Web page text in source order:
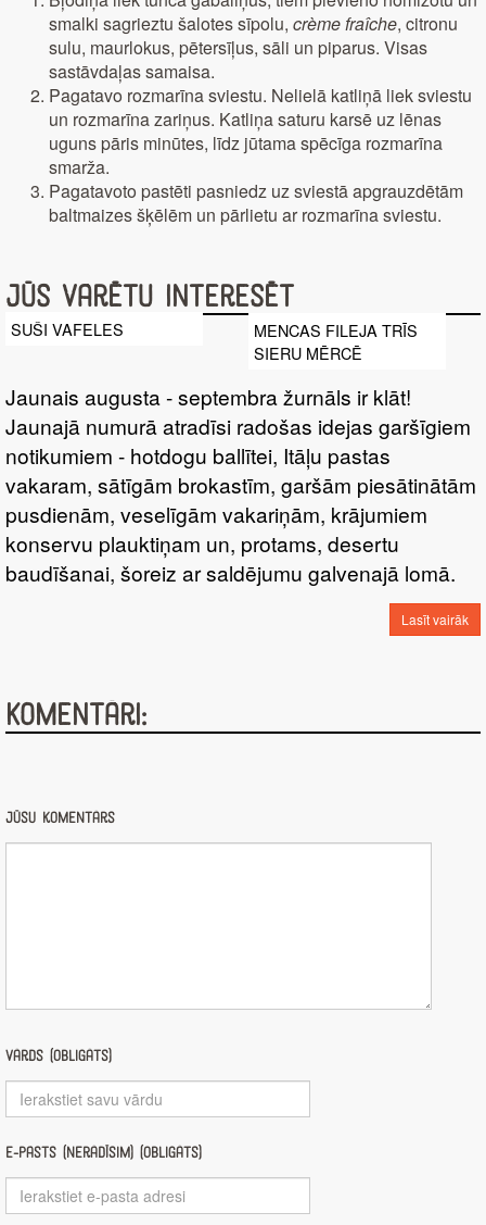
smalki sagrieztu šalotes sīpolu, crème fraîche, citronu
sulu, maurlokus, pētersīļus, sāli un piparus. Visas
sastāvdaļas samaisa.
Pagatavo rozmarīna sviestu. Nelielā katliņā liek sviestu
un rozmarīna zariņus. Katliņa saturu karsē uz lēnas
uguns pāris minūtes, līdz jūtama spēcīga rozmarīna
smarža.
Pagatavoto pastēti pasniedz uz sviestā apgrauzdētām
baltmaizes šķēlēm un pārlietu ar rozmarīna sviestu.
Jūs varētu interesēt
SUŠI VAFELES
MENCAS FILEJA TRĪS
SIERU MĒRCĒ
Jaunais augusta - septembra žurnāls ir klāt!
Jaunajā numurā atradīsi radošas idejas garšīgiem
notikumiem - hotdogu ballītei, Itāļu pastas
vakaram, sātīgām brokastīm, garšām piesātinātām
pusdienām, veselīgām vakariņām, krājumiem
konservu plauktiņam un, protams, desertu
baudīšanai, šoreiz ar saldējumu galvenajā lomā.
Lasīt vairāk
Komentāri:
Jūsu komentārs
Vārds (obligāts)
E-pasts (nerādīsim) (obligāts)